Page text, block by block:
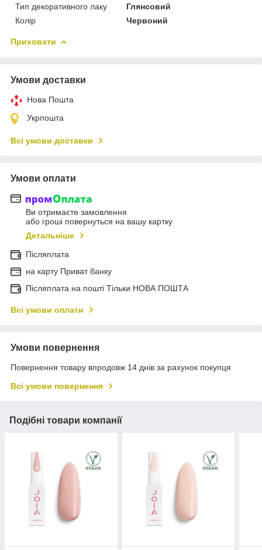
Тип декоративного лаку
Глянсовий
Колір
Червоний
Приховати
Умови доставки
Нова Пошта
Укрпошта
Всі умови доставки
Умови оплати
Ви отримаєте замовлення
або гроші повернуться на вашу картку
Детальніше
Післяплата
на карту Приват банку
Післяплата на пошті Тільки НОВА ПОШТА
Всі умови оплати
Умови повернення
Повернення товару впродовж 14 днів за рахунок покупця
Всі умови повернення
Подібні товари компанії